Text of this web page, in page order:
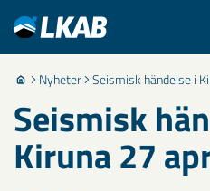
Nyheter Seismisk händelse i
Seismisk
Kiruna 27